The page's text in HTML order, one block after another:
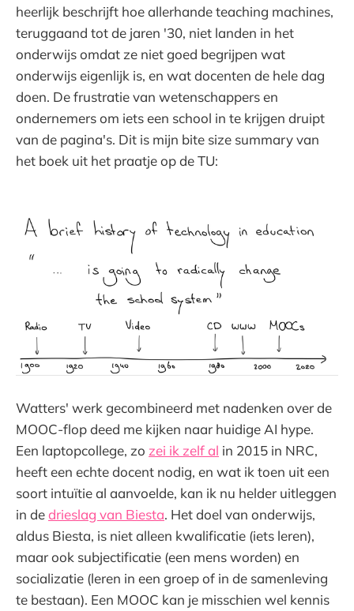
heerlijk beschrijft hoe allerhande teaching machines,
teruggaand tot de jaren '30, niet landen in het
onderwijs omdat ze niet goed begrijpen wat
onderwijs eigenlijk is, en wat docenten de hele dag
doen. De frustratie van wetenschappers en
ondernemers om iets een school in te krijgen druipt
van de pagina's. Dit is mijn bite size summary van
het boek uit het praatje op de TU:
Watters' werk gecombineerd met nadenken over de
MOOC-flop deed me kijken naar huidige AI hype.
Een laptopcollege, zo zei ik zelf al in 2015 in NRC,
heeft een echte docent nodig, en wat ik toen uit een
soort intuïtie al aanvoelde, kan ik nu helder uitleggen
in dedrieslag van Biesta. Het doel van onderwijs,
aldus Biesta, is niet alleen kwalificatie (iets leren),
maar ook subjectificatie (een mens worden) en
socializatie (leren in een groep of in de samenleving
te bestaan). Een MOOC kan je misschien wel kennis